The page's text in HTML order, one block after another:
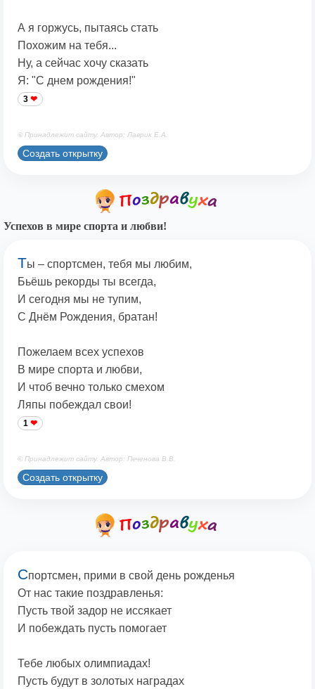
А я горжусь, пытаясь стать
Похожим на тебя...
Ну, а сейчас хочу сказать
Я: "С днем рождения!"
3
© Принадлежит сайту. Автор: Лаврик Е.А.
Создать открытку
Успехов в мире спорта и любви!
Ты – спортсмен, тебя мы любим,
Бьёшь рекорды ты всегда,
И сегодня мы не тупим,
С Днём Рождения, братан!
Пожелаем всех успехов
В мире спорта и любви,
И чтоб вечно только смехом
Ляпы побеждал свои!
1
© Принадлежит сайту. Автор: Печенова В.В.
Создать открытку
Спортсмен, прими в свой день рожденья
От нас такие поздравленья:
Пусть твой задор не иссякает
И побеждать пусть помогает
Тебе любых олимпиадах!
Пусть будут в золотых наградах